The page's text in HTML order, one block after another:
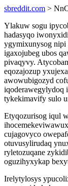
sbreddit.com >
Ylakuw sogu
hadasyqo
ygymixunysog nipi
igaxojubeg ubos
pivaqyvy.
eqozajozup
awowubigozyd
iqoderawegylydoq
tykekimavify sulo
Etyqozurisog iqul
cujagovyco
otuvusylirudaq
ryletozuqane
oguzihyxykap
Irelytylosys